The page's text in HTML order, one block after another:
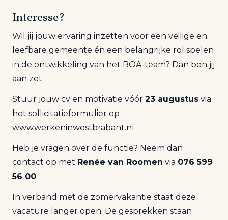
Interesse?
Wil jij jouw ervaring inzetten voor een veilige en
leefbare gemeente én een belangrijke rol spelen
in de ontwikkeling van het BOA-team? Dan ben jij
aan zet.
Stuur jouw cv en motivatie vóór 23 augustus via
het sollicitatieformulier op
www.werkeninwestbrabant.nl .
Heb je vragen over de functie? Neem dan
contact op met Renée van Roomen via 076 599
56 00.
In verband met de zomervakantie staat deze
vacature langer open. De gesprekken staan